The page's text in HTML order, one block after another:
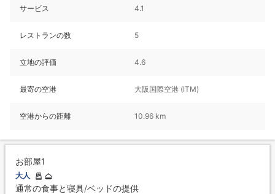
サービス 4.1
レストランの数 5
立地の評価 4.6
最寄の空港 大阪国際空港 (ITM)
空港からの距離 10.96 km
お部屋1
大人
通常の食事と寝具/ベッドの提供